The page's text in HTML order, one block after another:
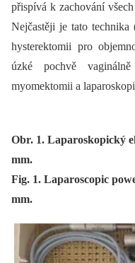
přispívá k zachování
Nejčastěji je tato
hysterektomii pro
úzké pochvě
myomektomii a
Obr. 1. Laparoskopický
mm.
Fig. 1. Laparoscopic
mm.